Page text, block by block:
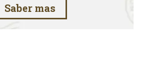
Saber mas